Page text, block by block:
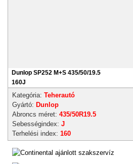
Dunlop SP252 M+S 435/50/19.5
160J
Kategória: Teherautó
Gyártó: Dunlop
Abroncs méret: 435/50R19.5
Sebességindex: J
Terhelési index: 160